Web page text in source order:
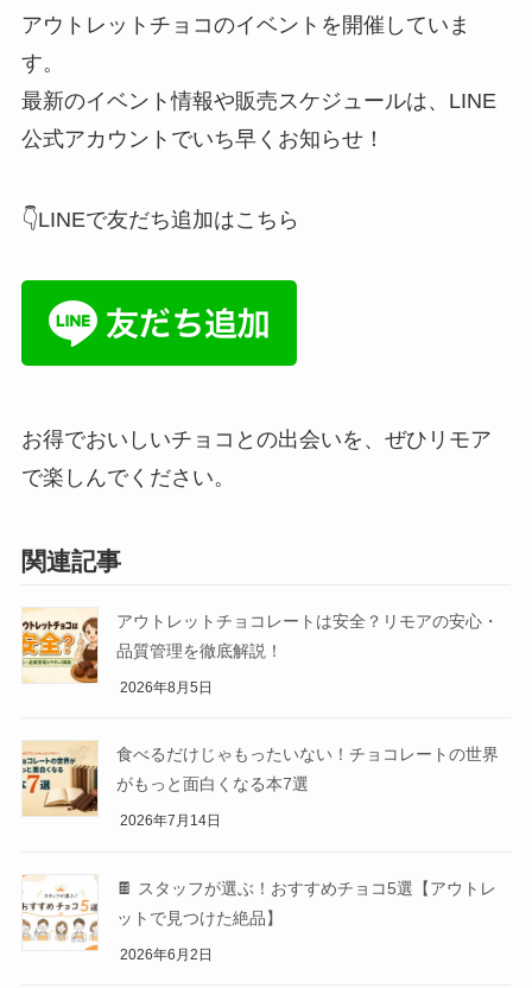
アウトレットチョコのイベントを開催していま
す。
最新のイベント情報や販売スケジュールは、LINE
公式アカウントでいち早くお知らせ！
👇LINEで友だち追加はこちら
お得でおいしいチョコとの出会いを、ぜひリモア
で楽しんでください。
関連記事
アウトレットチョコレートは安全？リモアの安心・
品質管理を徹底解説！
2026年8月5日
食べるだけじゃもったいない！チョコレートの世界
がもっと面白くなる本7選
2026年7月14日
🍫 スタッフが選ぶ！おすすめチョコ5選【アウトレ
ットで見つけた絶品】
2026年6月2日